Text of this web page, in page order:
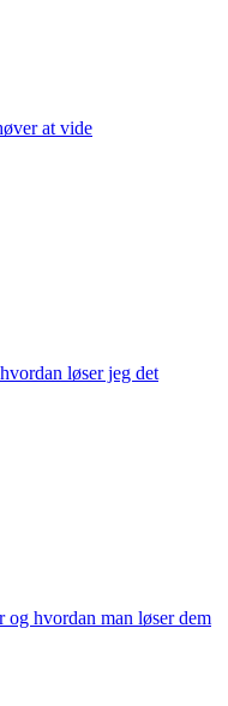
at vide
løser jeg det
hvordan man løser dem